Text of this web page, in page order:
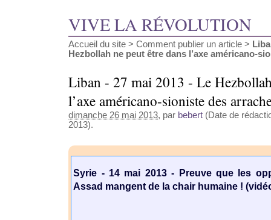
VIVE LA RÉVOLUTION
Accueil du site > Comment publier un article >
Hezbollah ne peut être dans l’axe américano-
Liban - 27 mai 2013 - Le
l’axe américano-sioniste des
dimanche 26 mai 2013, par bebert (Date de
2013).
Syrie - 14 mai 2013 - Preuve que les
Assad mangent de la chair humaine ! (vidéo